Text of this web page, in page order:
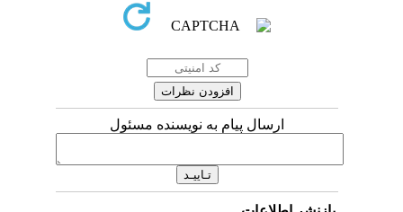
ارسال پیام به نویسنده مسئول